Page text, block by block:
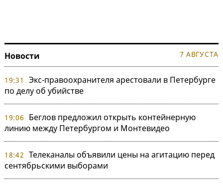
Новости 7 АВГУСТА
19:31
Экс-правоохранителя арестовали в Петербурге
по делу об убийстве
19:06
Беглов предложил открыть контейнерную
линию между Петербургом и Монтевидео
18:42 Телеканалы объявили цены на агитацию перед
сентябрьскими выборами